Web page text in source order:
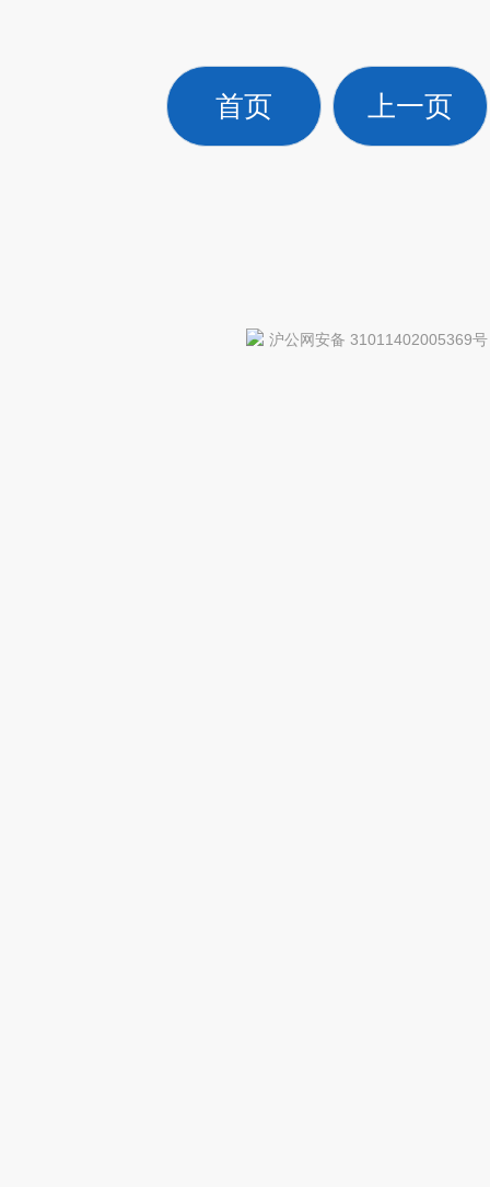
首页 上一页
沪公网安备 31011402005369号